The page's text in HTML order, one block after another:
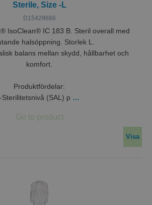
Sterile, Size -L
D15429666
IsoClean® IC 183 B. Steril overall med
halsöppning. Storlek L.
balans mellan skydd, hållbarhet och
komfort.
Produktfördelar:
-Sterilitetsnivå (SAL) p …
Visa